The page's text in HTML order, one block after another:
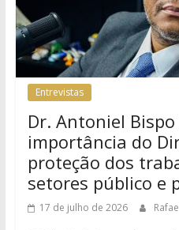
Entrevistas
Dr. Antoniel
importância do
proteção dos
setores público e
17 de julho de 2026